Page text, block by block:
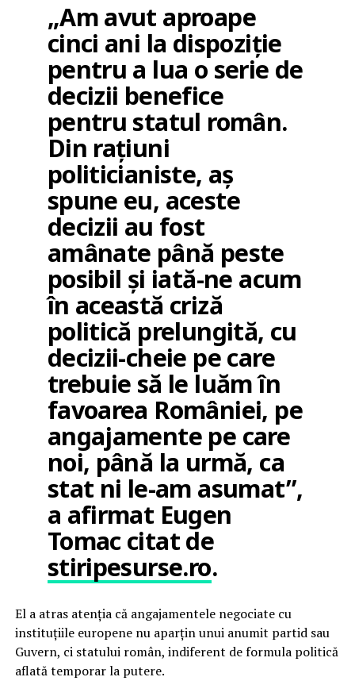
„Am avut aproape
cinci ani la dispoziție
pentru a lua o serie de
decizii benefice
pentru statul român.
Din rațiuni
politicianiste, aș
spune eu, aceste
decizii au fost
amânate până peste
posibil și iată-ne acum
în această criză
politică prelungită, cu
decizii-cheie pe care
trebuie să le luăm în
favoarea României, pe
angajamente pe care
noi, până la urmă, ca
stat ni le-am asumat”,
a afirmat Eugen
Tomac citat de
stiripesurse.ro.
El a atras atenția că angajamentele negociate cu
instituțiile europene nu aparțin unui anumit partid sau
Guvern, ci statului român, indiferent de formula politică
aflată temporar la putere.